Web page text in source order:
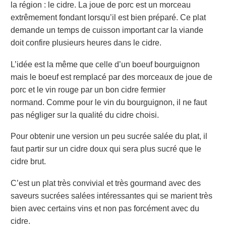
la région : le cidre. La joue de porc est un morceau
extrêmement fondant lorsqu’il est bien préparé. Ce plat
demande un temps de cuisson important car la viande
doit confire plusieurs heures dans le cidre.
L’idée est la même que celle d’un boeuf bourguignon
mais le boeuf est remplacé par des morceaux de joue de
porc et le vin rouge par un bon cidre fermier
normand. Comme pour le vin du bourguignon, il ne faut
pas négliger sur la qualité du cidre choisi.
Pour obtenir une version un peu sucrée salée du plat, il
faut partir sur un cidre doux qui sera plus sucré que le
cidre brut.
C’est un plat très convivial et très gourmand avec des
saveurs sucrées salées intéressantes qui se marient très
bien avec certains vins et non pas forcément avec du
cidre.